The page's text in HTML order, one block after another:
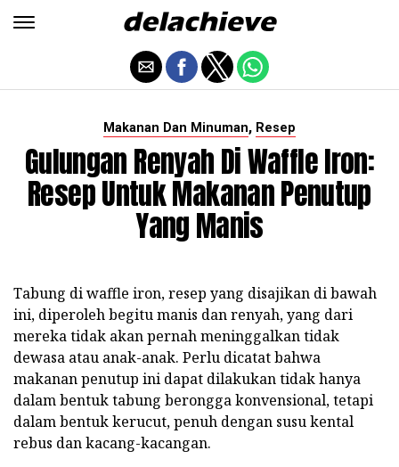
Makanan Dan Minuman, Resep
Gulungan Renyah Di Waffle Iron:
Resep Untuk Makanan Penutup
Yang Manis
Tabung di waffle iron, resep yang disajikan di bawah
ini, diperoleh begitu manis dan renyah, yang dari
mereka tidak akan pernah meninggalkan tidak
dewasa atau anak-anak. Perlu dicatat bahwa
makanan penutup ini dapat dilakukan tidak hanya
dalam bentuk tabung berongga konvensional, tetapi
dalam bentuk kerucut, penuh dengan susu kental
rebus dan kacang-kacangan.